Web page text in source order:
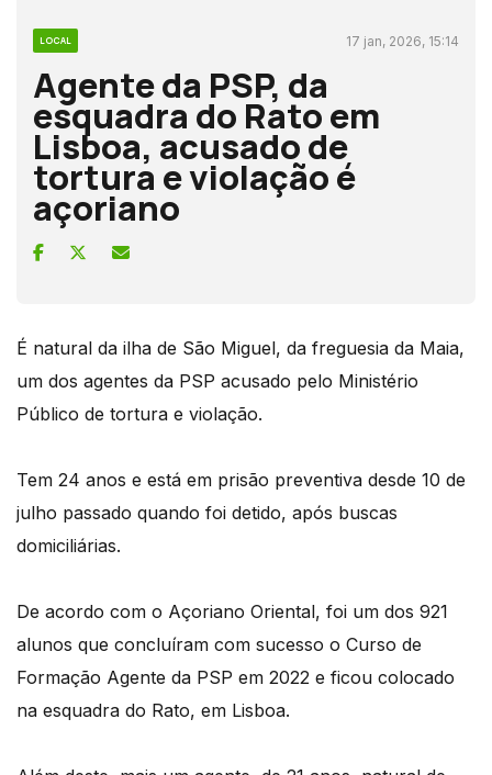
LOCAL 17 jan, 2026, 15:14
Agente da PSP, da
esquadra do Rato em
Lisboa, acusado de
tortura e violação é
açoriano
É natural da ilha de São Miguel, da freguesia da Maia,
um dos agentes da PSP acusado pelo Ministério
Público de tortura e violação.
Tem 24 anos e está em prisão preventiva desde 10 de
julho passado quando foi detido, após buscas
domiciliárias.
De acordo com o Açoriano Oriental, foi um dos 921
alunos que concluíram com sucesso o Curso de
Formação Agente da PSP em 2022 e ficou colocado
na esquadra do Rato, em Lisboa.